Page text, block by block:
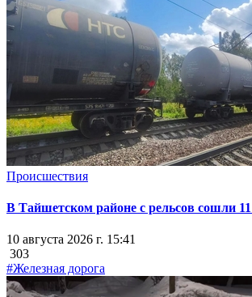
Происшествия
В Тайшетском районе с рельсов сошли
10 августа 2026 г. 15:41
303
#Железная дорога